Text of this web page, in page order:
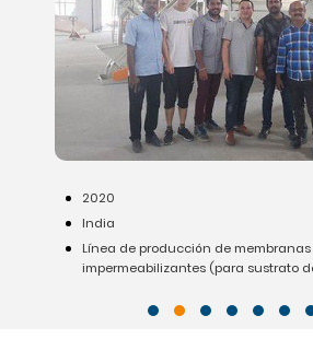
2020
India
Línea de producción de membranas
impermeabilizantes (para sustrato